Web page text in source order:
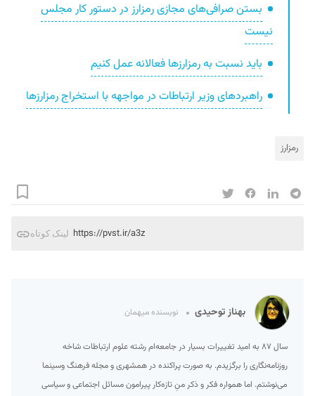
بستن صرافی‌های مجازی رمزارز در دستور کار مجلس
نیست
باید نسبت به رمزارزها فعالانه عمل کنیم
راهبردهای وزیر ارتباطات در مواجهه با استخراج رمزارزها
رمزارز
لینک کوتاه https://pvst.ir/a3z
بهناز توحیدی نویسنده میهمان
سال ۸۷ به امید تغییرات بسیار در جامعه‌ام رشته علوم ارتباطات شاخه
روزنامه‌نگاری را برگزیدم. به صورت پراکنده در همشهری و مجله فرهنگ وسینما
می‌نوشتم. اما همواره فکر و ذکر منِ تازه‌کار پیرامون مسائل اجتماعی و سیاسی